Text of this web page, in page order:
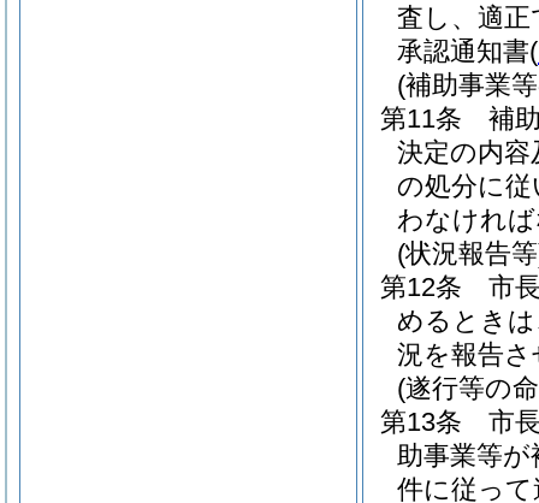
査し、適
承認通知書(
(補助事業
第11条
補
決定の内
の処分に
わなけれ
(状況報告
第12条
市
めるとき
況を報告
(遂行等の
第13条
市
助事業等
件に従っ